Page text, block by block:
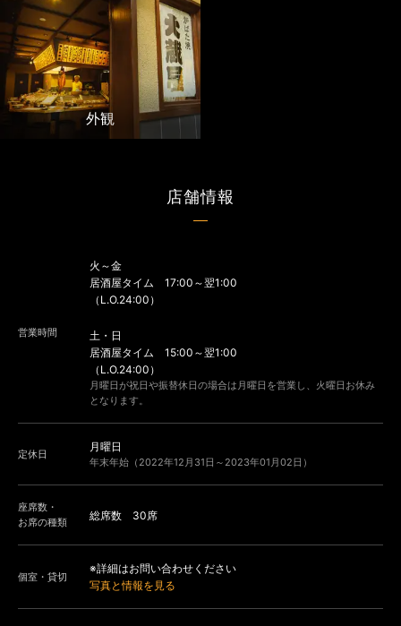
外観
店舗情報
営業時間
火～金
居酒屋タイム 17:00～翌1:00
（L.O.24:00）
土・日
居酒屋タイム 15:00～翌1:00
（L.O.24:00）
月曜日が祝日や振替休日の場合は月曜日を営業し、火曜日お休み
となります。
定休日
月曜日
年末年始（2022年12月31日～2023年01月02日）
座席数・
お席の種類
総席数 30席
個室・貸切
※詳細はお問い合わせください
写真と情報を見る